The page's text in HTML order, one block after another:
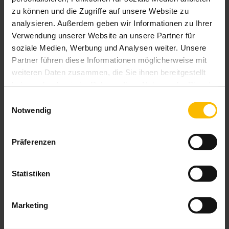
zu können und die Zugriffe auf unsere Website zu
analysieren. Außerdem geben wir Informationen zu Ihrer
Verwendung unserer Website an unsere Partner für
soziale Medien, Werbung und Analysen weiter. Unsere
Partner führen diese Informationen möglicherweise mit
weiteren Daten zusammen, die Sie ihnen bereitgestellt
Notwendig
Präferenzen
Statistiken
Marketing
Durch dieWindstabilität bis 90km/hkann Ihre Außenjalousie
auch bei höheren Windgeschwindigkeiten heruntergefahren
bleiben. Kombinieren SieBlendfreiheitundoptimiertes
Energiemanagement
mit überzeugender Ästhetik
Sie fühlen sich angesprochen? Kommen Sie gerne auf uns zu,
beraten Sie gerne!